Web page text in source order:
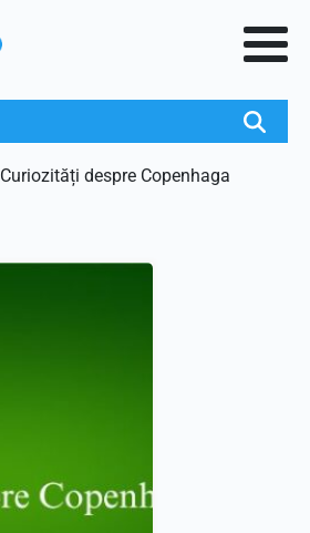
Curiozități despre Copenhaga